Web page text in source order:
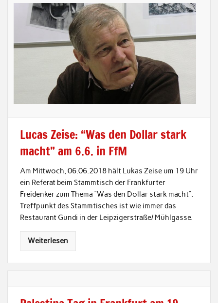
Lucas Zeise: “Was den Dollar stark
macht” am 6.6. in FfM
Am Mittwoch, 06.06.2018 hält Lukas Zeise um 19 Uhr
ein Referat beim Stammtisch der Frankfurter
Freidenker zum Thema “Was den Dollar stark macht”.
Treffpunkt des Stammtisches ist wie immer das
Restaurant Gundi in der Leipzigerstraße/ Mühlgasse.
Weiterlesen